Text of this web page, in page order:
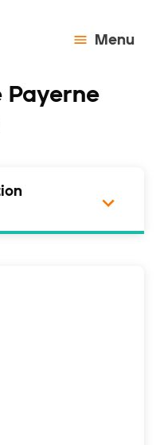
Menu
Payerne